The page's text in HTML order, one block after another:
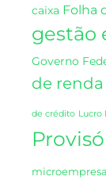
caixa Folha
gestão
Governo
de renda
de crédito Lucro